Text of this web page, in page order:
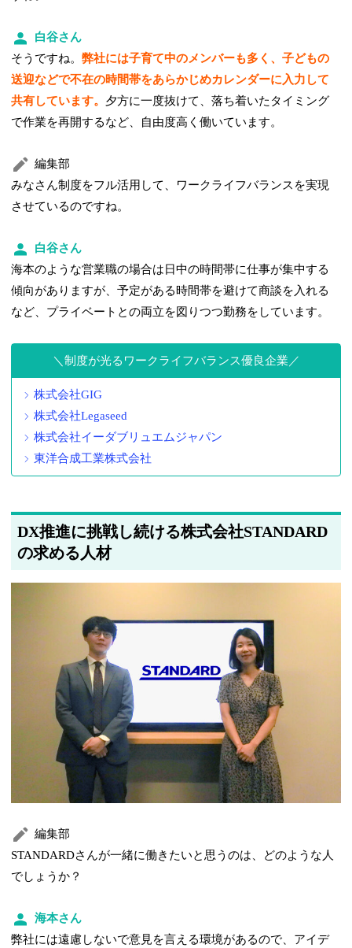
白谷さん
そうですね。弊社には子育て中のメンバーも多く、子どもの
送迎などで不在の時間帯をあらかじめカレンダーに入力して
共有しています。 夕方に一度抜けて、落ち着いたタイミング
で作業を再開するなど、自由度高く働いています。
編集部
みなさん制度をフル活用して、ワークライフバランスを実現
させているのですね。
白谷さん
海本のような営業職の場合は日中の時間帯に仕事が集中する
傾向がありますが、予定がある時間帯を避けて商談を入れる
など、プライベートとの両立を図りつつ勤務をしています。
制度が光るワークライフバランス優良企業
株式会社GIG
株式会社Legaseed
株式会社イーダブリュエムジャパン
東洋合成工業株式会社
DX推進に挑戦し続ける株式会社STANDARD
の求める人材
編集部
STANDARDさんが一緒に働きたいと思うのは、どのような人
でしょうか？
海本さん
弊社には遠慮しないで意見を言える環境があるので、アイデ